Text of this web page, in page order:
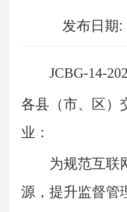
发布日期
JCBG-14-
各县（市、区）
业：
为规范互联
源，提升监督管